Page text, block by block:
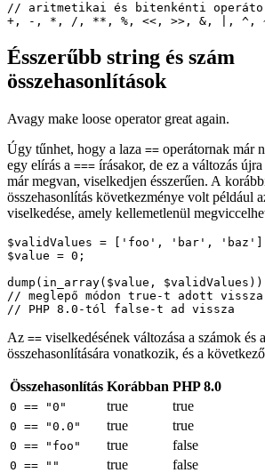
// aritmetikai és bitenkénti
Ésszerűbb string és szám
összehasonlítások
Avagy make loose operator great again.
Úgy tűnhet, hogy a laza == operátornak már
egy elírás a === írásakor, de ez a változás
már megvan, viselkedjen ésszerűen. A
összehasonlítás következménye volt például
viselkedése, amely kellemetlenül
$validValues = ['foo', 'bar',
$value = 0;
dump(in_array($value,
// meglepő módon true-t adott vissza
Az == viselkedésének változása a számok és
összehasonlítására vonatkozik, és a
Összehasonlítás Korábban PHP 8.0
0 == "0" true true
0 == "0.0" true true
0 == "foo" true false
0 == "" true false